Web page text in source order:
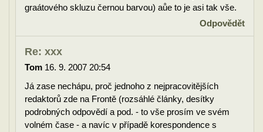
graátového skluzu černou barvou) aůe to je asi tak vše.
Odpovědět
Re: xxx
Tom 16. 9. 2007 20:54
Já zase nechápu, proč jednoho z nejpracovitějších
redaktorů zde na Frontě (rozsáhlé články, desítky
podrobných odpovědí a pod. - to vše prosím ve svém
volném čase - a navíc v případě korespondence s